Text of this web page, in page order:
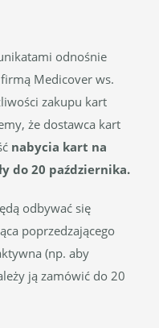
odnośnie
Medicover ws.
zakupu kart
że dostawca kart
nabycia kart na
do 20 października.
odbywać się
poprzedzającego
(np. aby
ją zamówić do 20